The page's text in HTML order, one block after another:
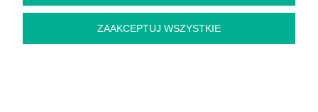
ZAAKCEPTUJ WSZYSTKIE